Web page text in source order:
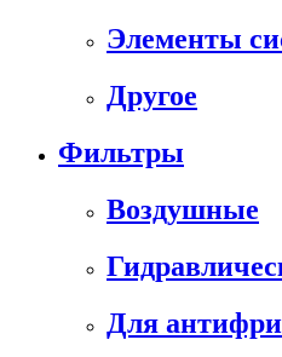
Элементы
Другое
Фильтры
Воздушные
Для